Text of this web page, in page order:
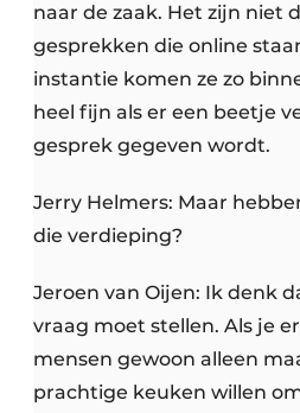
naar de zaak. Het zijn niet
gesprekken die online
instantie komen ze zo
heel fijn als er een beetje
gesprek gegeven wordt.
Jerry Helmers: Maar
die verdieping?
Jeroen van Oijen: Ik denk
vraag moet stellen. Als je
mensen gewoon alleen
prachtige keuken willen